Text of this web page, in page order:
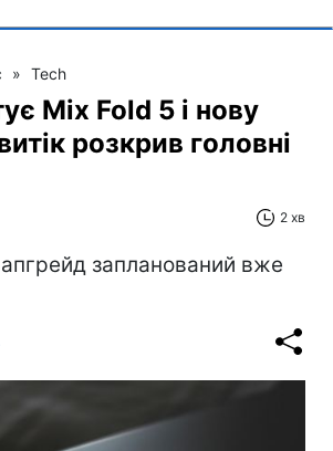
» Tech
Mix Fold 5 і нову
розкрив головні
2 хв
запланований вже